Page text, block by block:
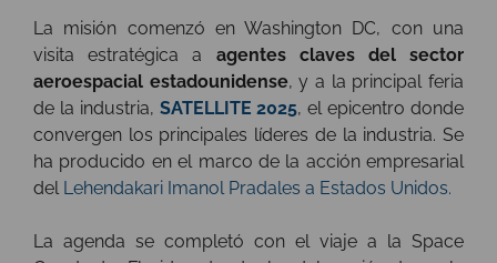
La misión comenzó en Washington DC, con una
visita estratégica a agentes claves del sector
aeroespacial estadounidense, y a la principal feria
de la industria, SATELLITE 2025, el epicentro donde
convergen los principales líderes de la industria. Se
ha producido en el marco de la acción empresarial
del Lehendakari Imanol Pradales a Estados Unidos.
La agenda se completó con el viaje a la Space